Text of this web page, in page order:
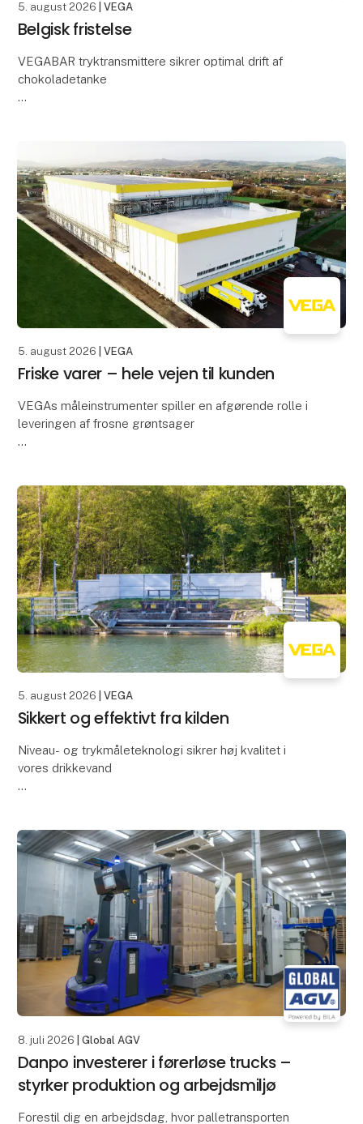
5. august 2026 | VEGA
Belgisk fristelse
VEGABAR tryktransmittere sikrer optimal drift af
chokoladetanke
5. august 2026 | VEGA
Friske varer – hele vejen til kunden
VEGAs måleinstrumenter spiller en afgørende rolle i
leveringen af frosne grøntsager
fødev
5. august 2026 | VEGA
Sikkert og effektivt fra kilden
Niveau- og trykmåleteknologi sikrer høj kvalitet i
vores drikkevand
vandet lever op til de hø
8. juli 2026 | Global AGV
Danpo investerer i førerløse trucks –
styrker produktion og arbejdsmiljø
Forestil dig en arbejdsdag, hvor palletransporten